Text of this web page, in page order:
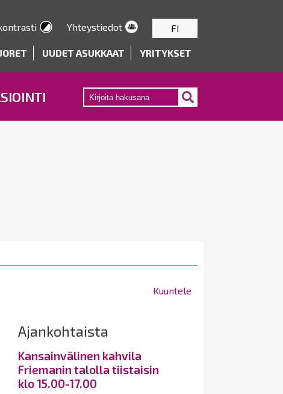
Yhteystiedot FI
UUDET ASUKKAAT YRITYKSET
Kuuntele
Ajankohtaista
Kansainvälinen kahvila
Friemanin talolla tiistaisin
klo 15.00-17.00